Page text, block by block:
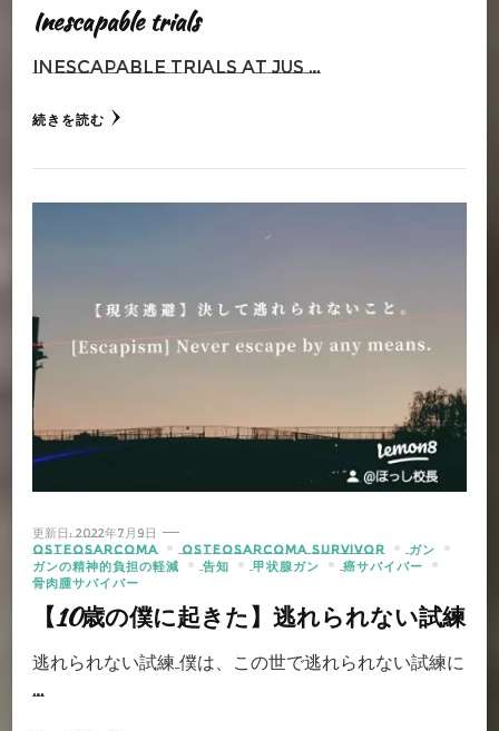
Inescapable trials
Inescapable trials At jus …
続きを読む
更新日:2022年7月9日
OSTEOSARCOMA
OSTEOSARCOMA SURVIVOR
ガン
ガンの精神的負担の軽減
告知 甲状腺ガン
癌サバイバー
骨肉腫サバイバー
【10歳の僕に起きた】逃れられない試練
逃れられない試練 僕は、この世で逃れられない試練に
…